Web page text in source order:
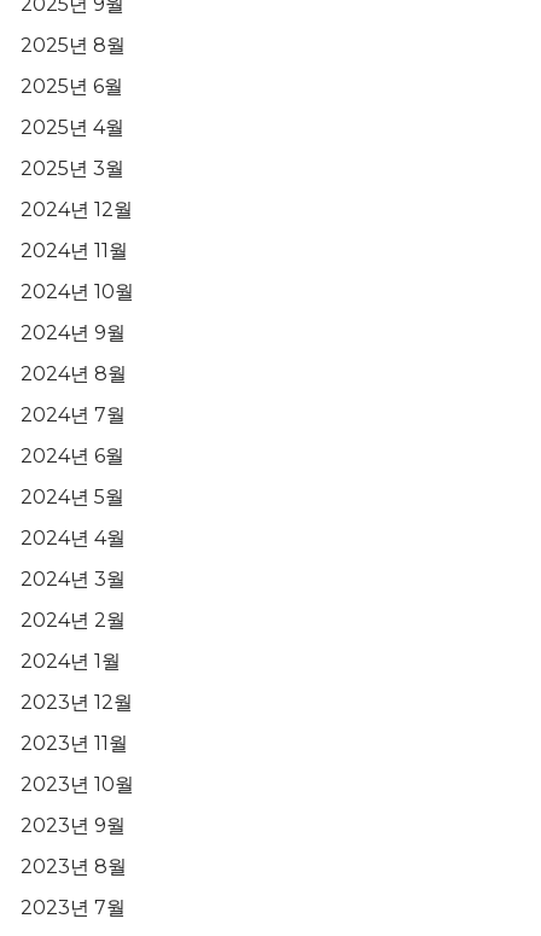
2025년 8월
2025년 6월
2025년 4월
2025년 3월
2024년 12월
2024년 11월
2024년 10월
2024년 9월
2024년 8월
2024년 7월
2024년 6월
2024년 5월
2024년 4월
2024년 3월
2024년 2월
2024년 1월
2023년 12월
2023년 11월
2023년 10월
2023년 9월
2023년 8월
2023년 7월